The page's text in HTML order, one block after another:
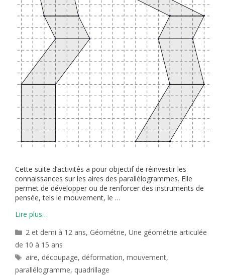
Cette suite d’activités a pour objectif de réinvestir les
connaissances sur les aires des parallélogrammes. Elle
permet de développer ou de renforcer des instruments de
pensée, tels le mouvement, le …
Lire plus…
Catégories
2 et demi à 12 ans, Géométrie,Une géométrie articulée
de 10 à 15 ans
Étiquettes
aire, découpage, déformation,mouvement,
parallélogramme, quadrillage